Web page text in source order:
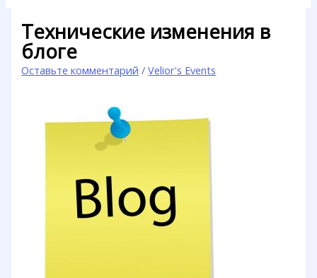
Технические изменения в
блоге
Оставьте комментарий /Velior's Events